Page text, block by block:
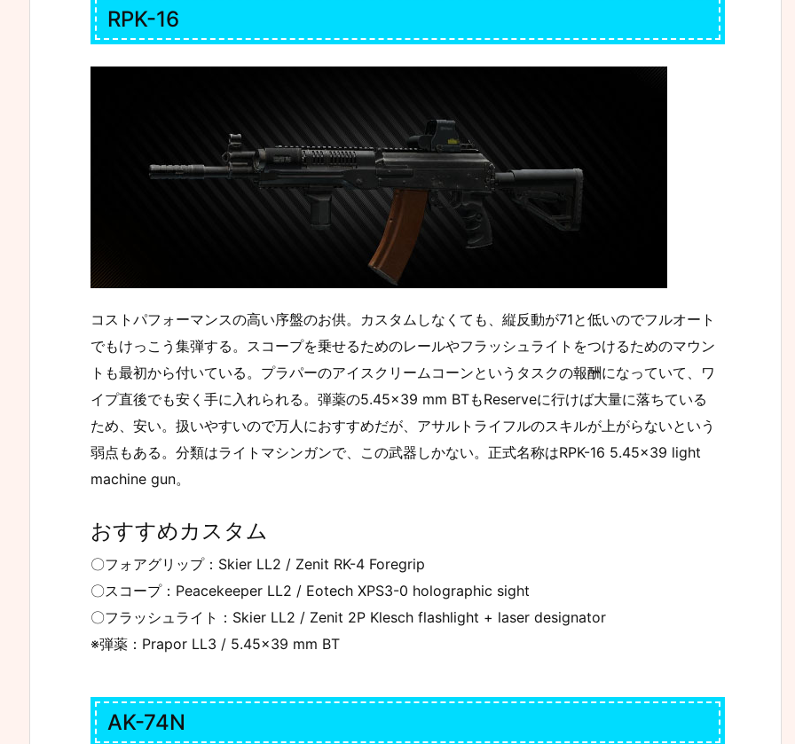
RPK-16
コストパフォーマンスの高い序盤のお供。カスタムしなくても、縦反動が71と低いのでフルオート
でもけっこう集弾する。スコープを乗せるためのレールやフラッシュライトをつけるためのマウン
トも最初から付いている。プラパーのアイスクリームコーンというタスクの報酬になっていて、ワ
イプ直後でも安く手に入れられる。弾薬の5.45×39 mm BTもReserveに行けば大量に落ちている
ため、安い。扱いやすいので万人におすすめだが、アサルトライフルのスキルが上がらないという
弱点もある。分類はライトマシンガンで、この武器しかない。正式名称はRPK-16 5.45×39 light
machine gun。
おすすめカスタム
〇フォアグリップ：Skier LL2 / Zenit RK-4 Foregrip
〇スコープ：Peacekeeper LL2 / Eotech XPS3-0 holographic sight
〇フラッシュライト：Skier LL2 / Zenit 2P Klesch flashlight + laser designator
※弾薬：Prapor LL3 / 5.45×39 mm BT
AK-74N